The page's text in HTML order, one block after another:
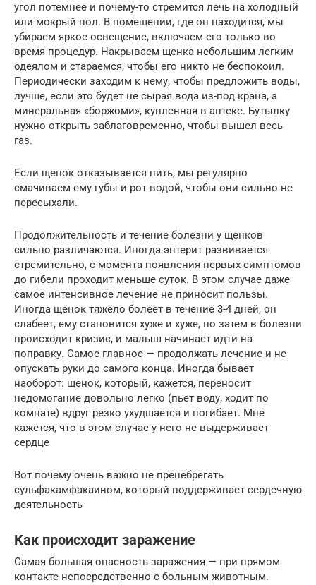
угол потемнее и почему-то стремится лечь на холодный
или мокрый пол. В помещении, где он находится, мы
убираем яркое освещение, включаем его только во
время процедур. Накрываем щенка небольшим легким
одеялом и стараемся, чтобы его никто не беспокоил.
Периодически заходим к нему, чтобы предложить воды,
лучше, если это будет не сырая вода из-под крана, а
минеральная «боржоми», купленная в аптеке. Бутылку
нужно открыть заблаговременно, чтобы вышел весь
газ.
Если щенок отказывается пить, мы регулярно
смачиваем ему губы и рот водой, чтобы они сильно не
пересыхали.
Продолжительность и течение болезни у щенков
сильно различаются. Иногда энтерит развивается
стремительно, с момента появления первых симптомов
до гибели проходит меньше суток. В этом случае даже
самое интенсивное лечение не приносит пользы.
Иногда щенок тяжело болеет в течение 3-4 дней, он
слабеет, ему становится хуже и хуже, но затем в болезни
происходит кризис, и малыш начинает идти на
поправку. Самое главное — продолжать лечение и не
опускать руки до самого конца. Иногда бывает
наоборот: щенок, который, кажется, переносит
недомогание довольно легко (пьет воду, ходит по
комнате) вдруг резко ухудшается и погибает. Мне
кажется, что в этом случае у него не выдерживает
сердце
Вот почему очень важно не пренебрегать
сульфакамфакаином, который поддерживает сердечную
деятельность
Как происходит заражение
Самая большая опасность заражения — при прямом
контакте непосредственно с больным животным.